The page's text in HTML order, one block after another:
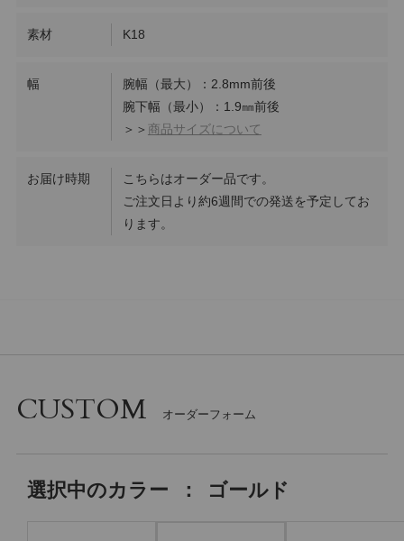
素材 K18
幅
腕幅（最大）：2.8mm前後
腕下幅（最小）：1.9㎜前後
＞＞ 商品サイズについて
お届け時期
こちらはオーダー品です。
ご注文日より約6週間での発送を予定してお
ります。
CUSTOM
選択中のカラー ： ゴールド